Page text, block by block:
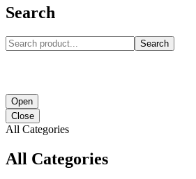
Search
Search
Open
Close
All Categories
All Categories